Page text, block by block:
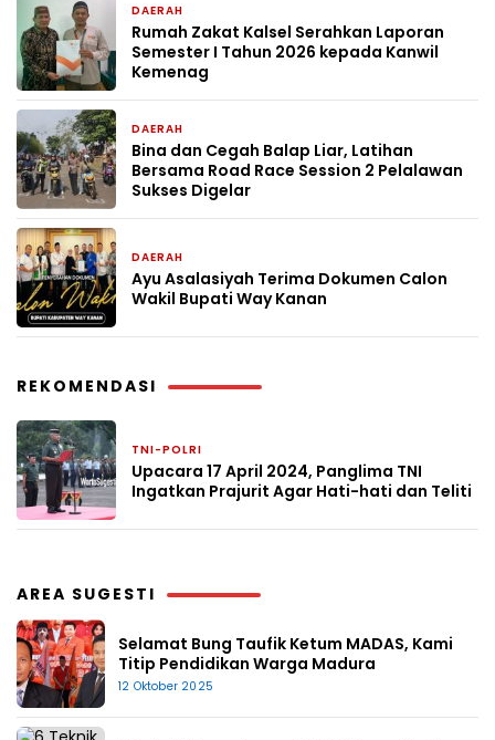
DAERAH
Rumah Zakat Kalsel Serahkan Laporan
Semester I Tahun 2026 kepada Kanwil
Kemenag
DAERAH
Bina dan Cegah Balap Liar, Latihan
Bersama Road Race Session 2 Pelalawan
Sukses Digelar
DAERAH
Ayu Asalasiyah Terima Dokumen Calon
Wakil Bupati Way Kanan
REKOMENDASI
TNI-POLRI
Upacara 17 April 2024, Panglima TNI
Ingatkan Prajurit Agar Hati-hati dan Teliti
AREA SUGESTI
Selamat Bung Taufik Ketum MADAS, Kami
Titip Pendidikan Warga Madura
12 Oktober 2025